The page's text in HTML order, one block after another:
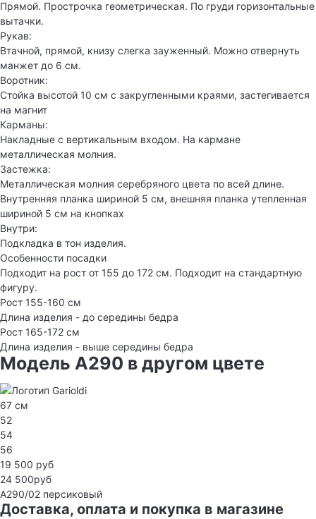
Прямой. Прострочка геометрическая. По груди горизонтальные
вытачки.
Рукав:
Втачной, прямой, книзу слегка зауженный. Можно отвернуть
манжет до 6 см.
Воротник:
Стойка высотой 10 см с закругленными краями, застегивается
на магнит
Карманы:
Накладные с вертикальным входом. На кармане
металлическая молния.
Застежка:
Металлическая молния серебряного цвета по всей длине.
Внутренняя планка шириной 5 см, внешняя планка утепленная
шириной 5 см на кнопках
Внутри:
Подкладка в тон изделия.
Особенности посадки
Подходит на рост от 155 до 172 см. Подходит на стандартную
фигуру.
Рост 155-160 см
Длина изделия - до середины бедра
Рост 165-172 см
Длина изделия - выше середины бедра
Модель A290 в другом цвете
67 см
52
54
56
19 500 руб
24 500руб
A290/02 персиковый
Доставка, оплата и покупка в магазине